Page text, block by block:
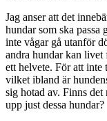
Jag anser att det
hundar som ska passa
inte vågar gå utanför
andra hundar kan livet
ett helvete. För att inte
vilket ibland är
sig hotad av. Finns det
upp just dessa hundar?